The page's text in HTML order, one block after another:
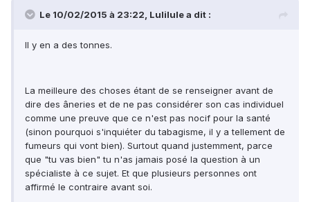
Le 10/02/2015 à 23:22, Lulilule a dit :
Il y en a des tonnes.
La meilleure des choses étant de se renseigner avant de
dire des âneries et de ne pas considérer son cas individuel
comme une preuve que ce n'est pas nocif pour la santé
(sinon pourquoi s'inquiéter du tabagisme, il y a tellement de
fumeurs qui vont bien). Surtout quand justemment, parce
que "tu vas bien" tu n'as jamais posé la question à un
spécialiste à ce sujet. Et que plusieurs personnes ont
affirmé le contraire avant soi.